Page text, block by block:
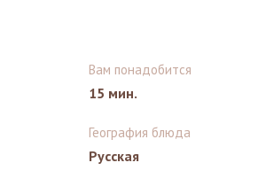
Вам понадобится
15 мин.
География блюда
Русская